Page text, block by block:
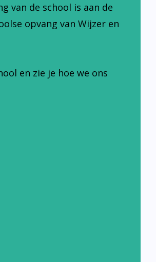
van de school is aan de
opvang van Wijzer en
en zie je hoe we ons